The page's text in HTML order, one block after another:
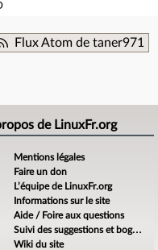
Flux Atom de taner971
de LinuxFr.org
Mentions légales
Faire un don
L’équipe de LinuxFr.org
Informations sur le site
Aide / Foire aux questions
Suivi des suggestions et bogues
Wiki du site